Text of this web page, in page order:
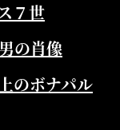
７世
の肖像
ボナパル